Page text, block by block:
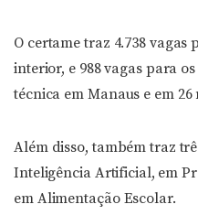
O certame traz 4.738
interior, e 988 vagas para
técnica em Manaus e em
Além disso, também traz
Inteligência Artificial, em
em Alimentação Escolar.